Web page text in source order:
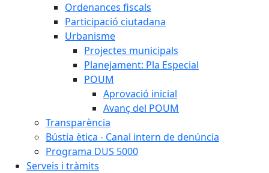
Ordenances fiscals
Participació ciutadana
Urbanisme
Projectes municipals
Planejament: Pla Especial
POUM
Aprovació inicial
Avanç del POUM
Transparència
Bústia ètica - Canal intern de denúncia
Programa DUS 5000
Serveis i tràmits